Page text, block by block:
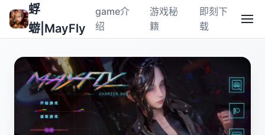
蜉
蝣|MayFly
game介
绍
游戏秘
籍
即刻下
载